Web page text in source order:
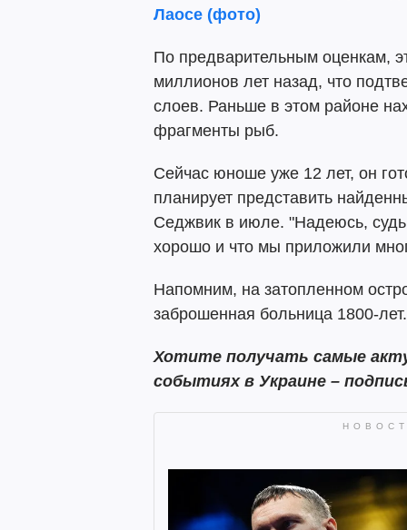
Лаосе (фото)
По предварительным оценкам,
миллионов лет назад, что
слоев. Раньше в этом районе
фрагменты рыб.
Сейчас юноше уже 12 лет, он
планирует представить
Седжвик в июле. "Надеюсь,
хорошо и что мы приложили
Напомним, на затопленном
заброшенная больница 1800-лет.
Хотите получать самые
событиях в Украине –